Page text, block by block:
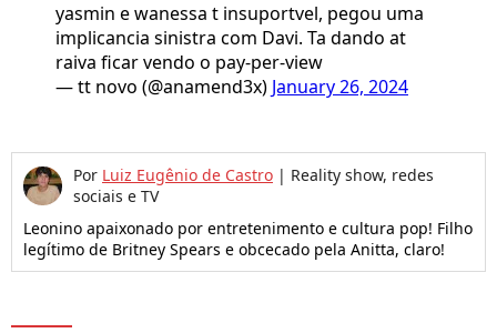
yasmin e wanessa t insuportvel, pegou uma
implicancia sinistra com Davi. Ta dando at
raiva ficar vendo o pay-per-view
— tt novo (@anamend3x) January 26, 2024
Por Luiz Eugênio de Castro | Reality show, redes
sociais e TV
Leonino apaixonado por entretenimento e cultura pop! Filho
legítimo de Britney Spears e obcecado pela Anitta, claro!